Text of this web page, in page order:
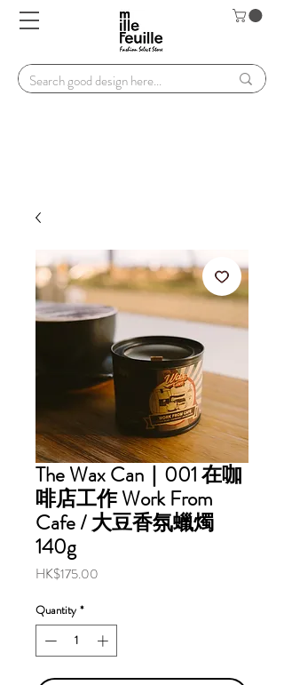
The Wax Can｜001 在咖
啡店工作 Work From
Cafe / 大豆香氛蠟燭
140g
HK$175.00
Quantity *